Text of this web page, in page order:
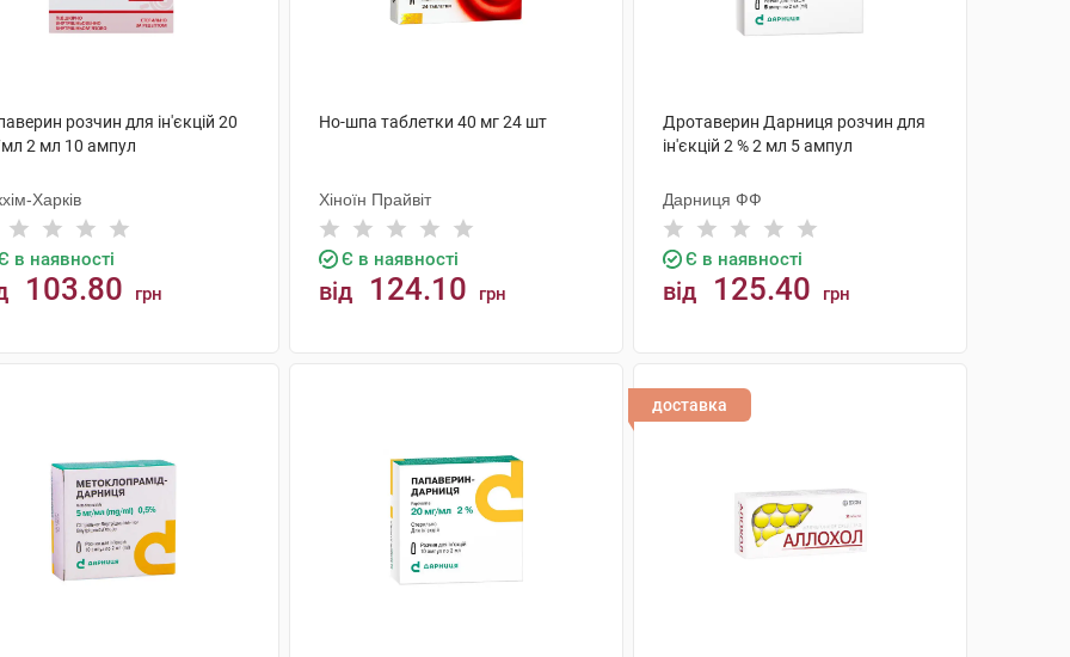
розчин для ін'єкцій 20
2 мл 10 ампул
Харків
в наявності
103.80 грн
Но-шпа таблетки 40 мг 24 шт
Хіноїн Прайвіт
Є в наявності
від 124.10 грн
Дротаверин Дарниця розчин для
ін'єкцій 2 % 2 мл 5 ампул
Дарниця ФФ
Є в наявності
від 125.40 грн
доставка